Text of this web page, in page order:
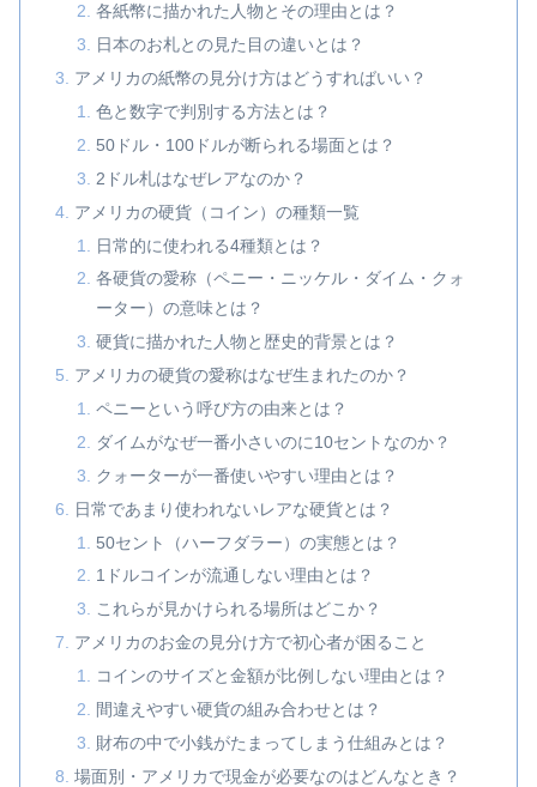
各紙幣に描かれた人物とその理由とは？
日本のお札との見た目の違いとは？
アメリカの紙幣の見分け方はどうすればいい？
色と数字で判別する方法とは？
50ドル・100ドルが断られる場面とは？
2ドル札はなぜレアなのか？
アメリカの硬貨（コイン）の種類一覧
日常的に使われる4種類とは？
各硬貨の愛称（ペニー・ニッケル・ダイム・クォ
ーター）の意味とは？
硬貨に描かれた人物と歴史的背景とは？
アメリカの硬貨の愛称はなぜ生まれたのか？
ペニーという呼び方の由来とは？
ダイムがなぜ一番小さいのに10セントなのか？
クォーターが一番使いやすい理由とは？
日常であまり使われないレアな硬貨とは？
50セント（ハーフダラー）の実態とは？
1ドルコインが流通しない理由とは？
これらが見かけられる場所はどこか？
アメリカのお金の見分け方で初心者が困ること
コインのサイズと金額が比例しない理由とは？
間違えやすい硬貨の組み合わせとは？
財布の中で小銭がたまってしまう仕組みとは？
場面別・アメリカで現金が必要なのはどんなとき？